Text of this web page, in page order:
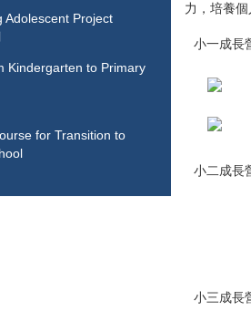
Adolescent Project
Kindergarten to Primary
for Transition to
力，培養
小一成長
小二成長
小三成長